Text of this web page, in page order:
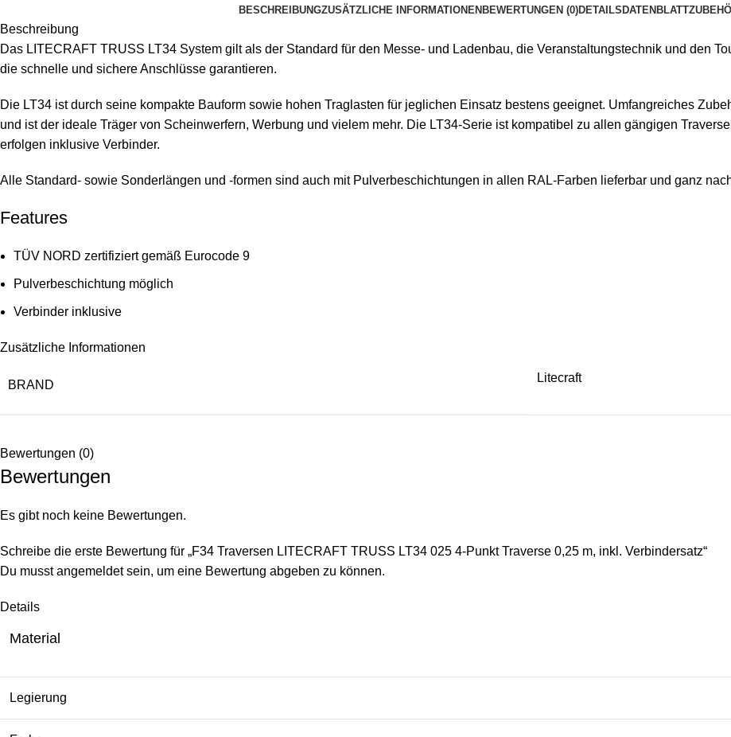
BESCHREIBUNGZUSÄTZLICHE INFORMATIONEN BEWERTUNGEN (0)DETAILS DATENBLATT
Beschreibung
Das LITECRAFT TRUSS LT34 System gilt als der Standard für den Messe- und Ladenbau, die Veranstaltungstechnik und den
die schnelle und sichere Anschlüsse garantieren.
Die LT34 ist durch seine kompakte Bauform sowie hohen Traglasten für jeglichen Einsatz bestens geeignet. Umfangreiches
und ist der ideale Träger von Scheinwerfern, Werbung und vielem mehr. Die LT34-Serie ist kompatibel zu allen gängigen
erfolgen inklusive Verbinder.
Alle Standard- sowie Sonderlängen und -formen sind auch mit Pulverbeschichtungen in allen RAL-Farben lieferbar und ganz
Features
TÜV NORD zertifiziert gemäß Eurocode 9
Pulverbeschichtung möglich
Verbinder inklusive
Zusätzliche Informationen
BRAND
Litecraft
Bewertungen (0)
Bewertungen
Es gibt noch keine Bewertungen.
Schreibe die erste Bewertung für „F34 Traversen LITECRAFT TRUSS LT34 025 4-Punkt Traverse 0,25 m, inkl. Verbindersatz“
Du musstangemeldetsein, um eine Bewertung abgeben zu können.
Details
Material
Legierung